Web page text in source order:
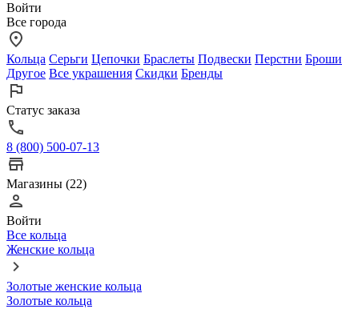
Войти
Все города
Кольца Серьги Цепочки Браслеты Подвески Перстни Броши
Другое Все украшения Скидки Бренды
Статус заказа
8 (800) 500-07-13
Магазины (22)
Войти
Все кольца
Женские кольца
Золотые женские кольца
Золотые кольца